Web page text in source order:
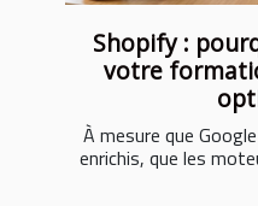
Shopify :
votre
À mesure que
enrichis, que les